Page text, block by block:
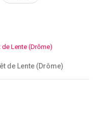
de Lente (Drôme)